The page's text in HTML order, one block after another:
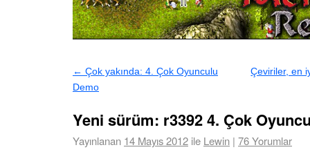
← Çok yakında: 4. Çok Oyunculu
Demo
Çeviriler, en
Yeni sürüm: r3392 4. Çok
Yayınlanan 14 Mayıs 2012 ile Lewin | 76Yorumlar